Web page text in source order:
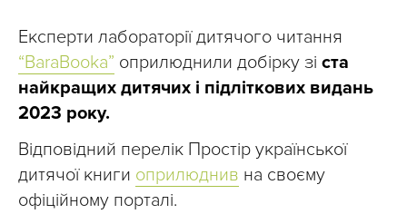
Експерти лабораторії дитячого читання
“BaraBooka” оприлюднили добірку зі ста
найкращих дитячих і підліткових видань
2023 року.
Відповідний перелік Простір української
дитячої книги оприлюднив на своєму
офіційному порталі.